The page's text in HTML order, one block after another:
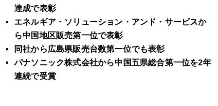
達成で表彰
エネルギア・ソリューション・アンド・サービスか
ら中国地区販売第一位で表彰
同社から広島県販売台数第一位でも表彰
パナソニック株式会社から中国五県総合第一位を2年
連続で受賞